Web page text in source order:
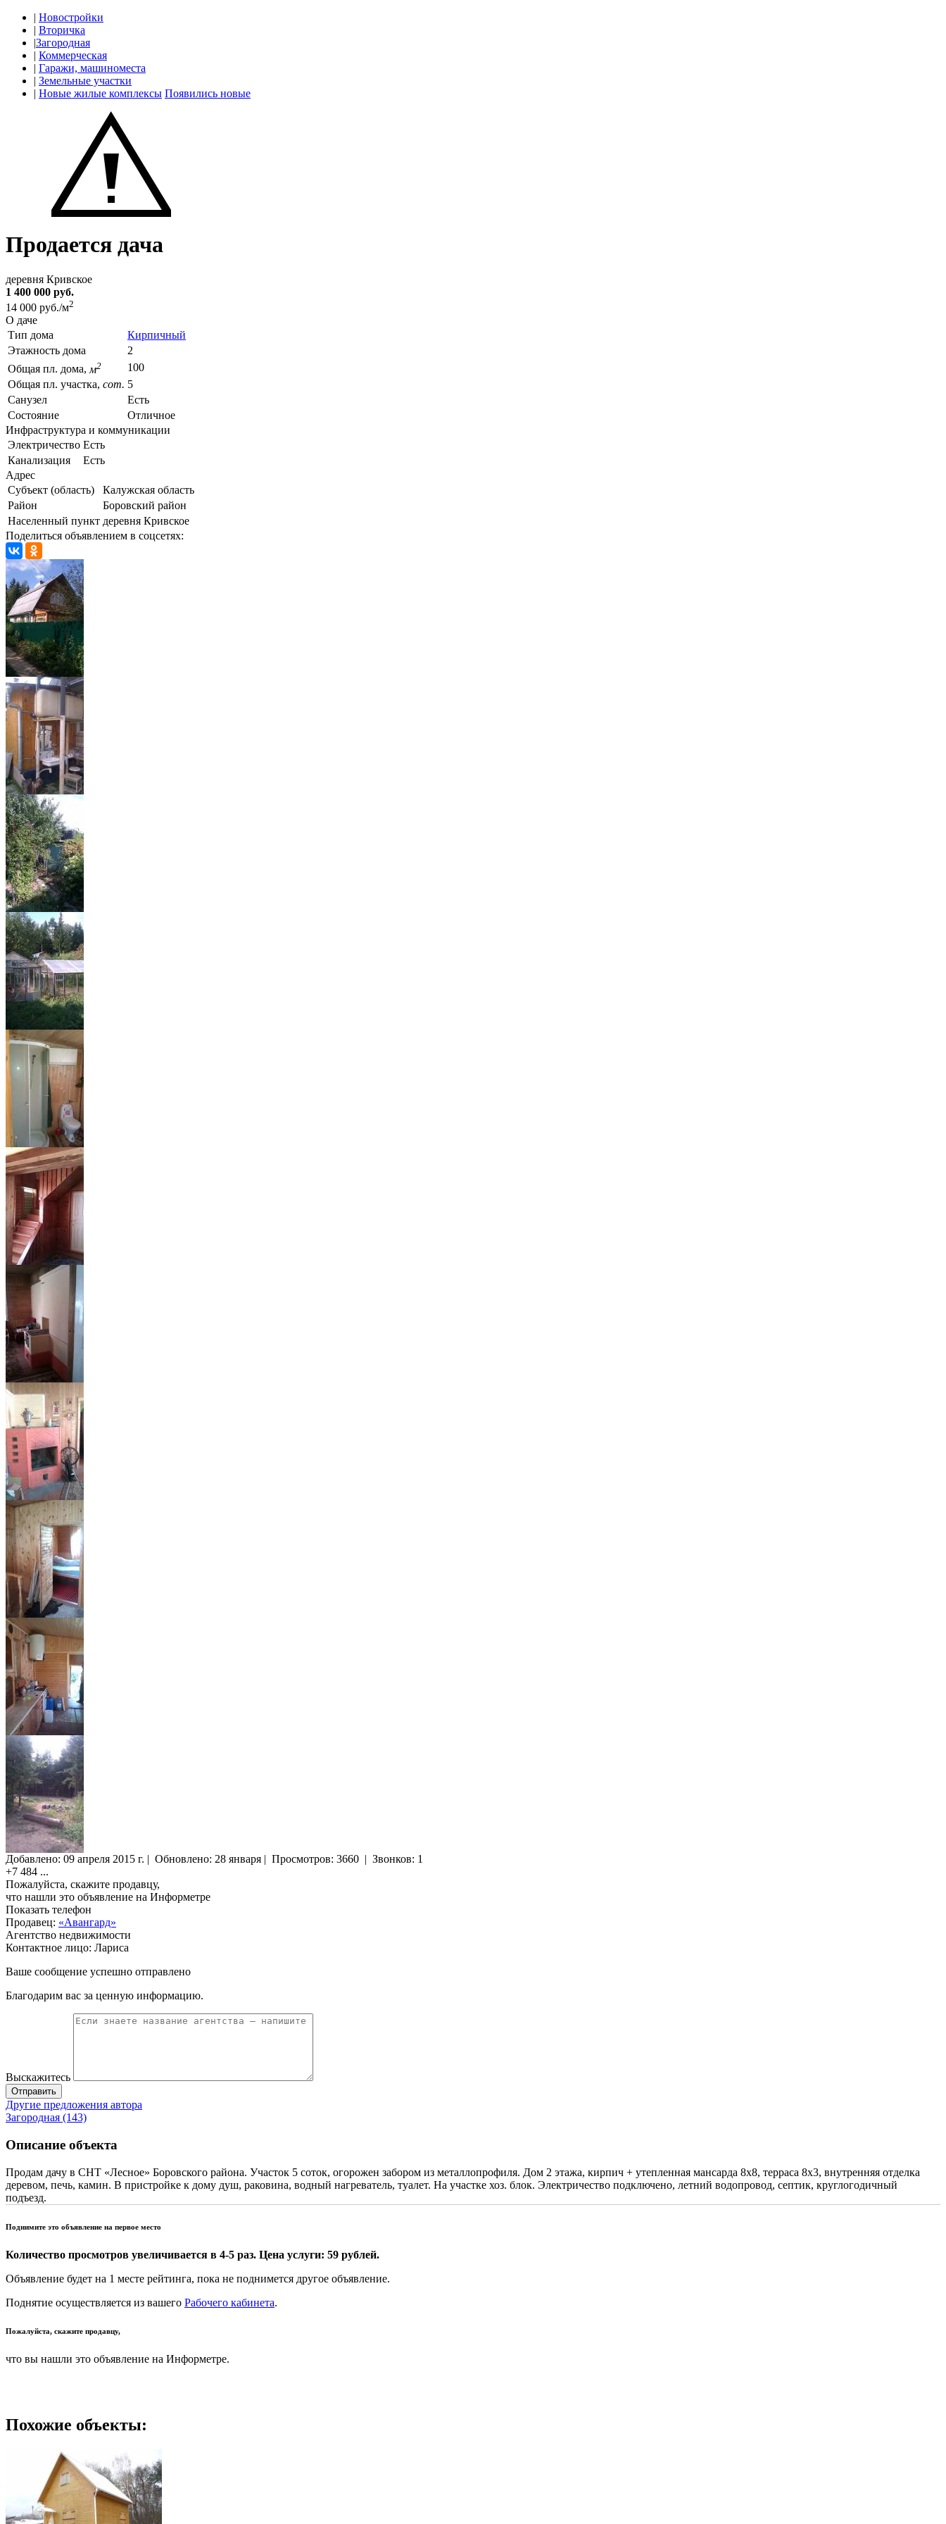
| Новостройки
| Вторичка
|Загородная
| Коммерческая
| Гаражи, машиноместа
| Земельные участки
| Новые жилые комплексы Появились новые
Продается дача
деревня Кривское
1 400 000 руб.
14 000 руб./м2
О даче
Тип дома
Кирпичный
Этажность дома
2
Общая пл. дома, м2
100
Общая пл. участка, сот. 5
Санузел
Есть
Состояние
Отличное
Инфраструктура и коммуникации
Электричество Есть
Канализация
Есть
Адрес
Субъект (область)
Калужская область
Район
Боровский район
Населенный пункт деревня Кривское
Поделиться объявлением в соцсетях:
Добавлено: 09 апреля 2015 г. | Обновлено: 28 января | Просмотров: 3660 | Звонков: 1
+7 484 ...
Пожалуйста, скажите продавцу,
что нашли это объявление на Информетре
Показать телефон
Продавец: «Авангард»
Агентство недвижимости
Контактное лицо: Лариса
Ваше сообщение успешно отправлено
Благодарим вас за ценную информацию.
Выскажитесь
Отправить
Другие предложения автора
Загородная (143)
Описание объекта
Продам дачу в СНТ «Лесное» Боровского района. Участок 5 соток, огорожен забором из металлопрофиля. Дом 2 этажа, кирпич + утепленная мансарда 8х8, терраса 8х3, внутренняя отделка
деревом, печь, камин. В пристройке к дому душ, раковина, водный нагреватель, туалет. На участке хоз. блок. Электричество подключено, летний водопровод, септик, круглогодичный
подъезд.
Поднимите это объявление на первое место
Количество просмотров увеличивается в 4-5 раз. Цена услуги: 59 рублей.
Объявление будет на 1 месте рейтинга, пока не поднимется другое объявление.
Поднятие осуществляется из вашего Рабочего кабинета.
Пожалуйста, скажите продавцу,
что вы нашли это объявление на Информетре.
Похожие объекты: